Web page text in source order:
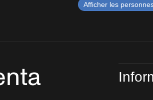
Afficher les